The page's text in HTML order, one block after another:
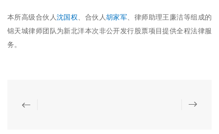
本所高级合伙人沈国权 、合伙人胡家军 、律师助理王廉洁等组成的
锦天城律师团队为新北洋本次非公开发行股票项目提供全程法律服
务。